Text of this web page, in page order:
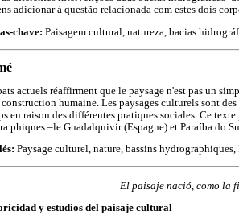
adicionar à questão relacionada com estes dois
chave: Paisagem cultural, natureza, bacias
actuels réaffirment que le paysage n'est pas un
construction humaine. Les paysages culturels sont
en raison des différentes pratiques sociales. Ce
phiques –le Guadalquivir (Espagne) et Paraíba do
Paysage culturel, nature, bassins hydrographiques,
El paisaje nació, como la
y estudios del paisaje cultural